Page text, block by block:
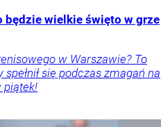
będzie wielkie święto w grze
w Warszawie? To
się podczas zmagań na
piątek!